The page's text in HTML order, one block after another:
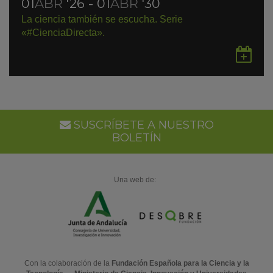
01ABR '26 - 01ABR '30
La ciencia también se escucha. Serie
«#CienciaDirecta».
en
SUSCRÍBETE A NUESTRO
BOLETÍN
Una web de:
Con la colaboración de la Fundación Española para la Ciencia y la